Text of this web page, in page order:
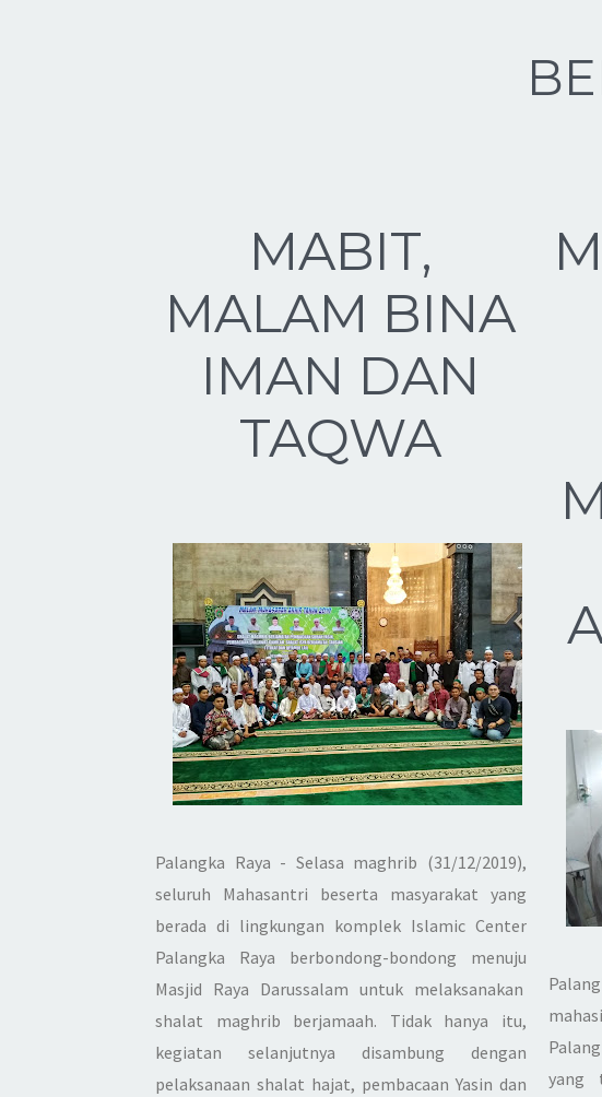
MABIT,
MALAM BINA
IMAN DAN
TAQWA
Palangka Raya - Selasa maghrib (31/12/2019),
seluruh Mahasantri beserta masyarakat yang
berada di lingkungan komplek Islamic Center
Palangka Raya berbondong-bondong menuju
Masjid Raya Darussalam untuk melaksanakan
shalat maghrib berjamaah. Tidak hanya itu,
kegiatan selanjutnya disambung dengan
pelaksanaan shalat hajat, pembacaan Yasin dan
yang